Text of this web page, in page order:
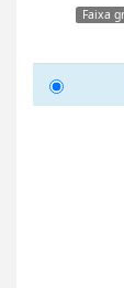
Faixa